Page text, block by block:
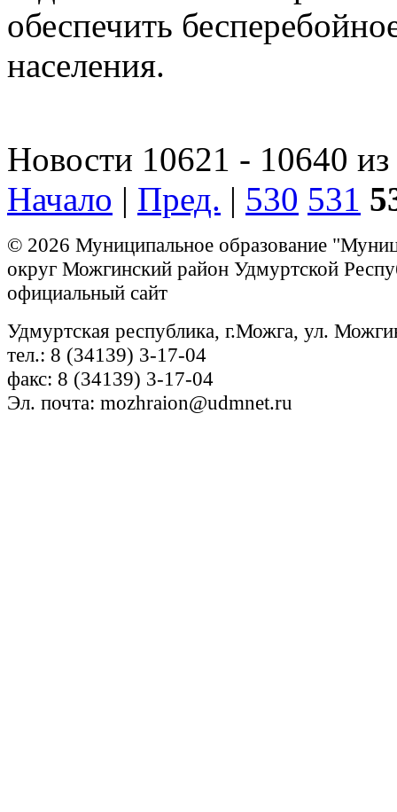
обеспечить
населения.
Новости 10621 - 10640
Начало | Пред. | 530 531
© 2026 Муниципальное образование
округ Можгинский район Удмуртской
официальный сайт
Удмуртская республика, г.Можга, ул.
тел.: 8 (34139) 3-17-04
факс: 8 (34139) 3-17-04
Эл. почта: mozhraion@udmnet.ru